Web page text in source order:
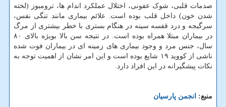
صدمات قلبی، شوک عفونی، اختلال عملکرد اندام ها، ترومبوز (لخته
شدن خون) داخل قلب بوده است. علائم بیماری مانند تنگی نفس،
سرگیجه و درد قفسه سینه در هنگام بستری با خطر بیشتری از مرگ
در بیماران مبتلا همراه بوده است. در نتیجه سن بالا بویژه بالای ۸۰
سال، جنس مرد و وجود بیماری های زمینه ای در بیماران فوت شده
ناشی از کووید ۱۹ شایع بوده است و این امر نشان از اهمیت توجه به
نکات پیشگیرانه در این افراد دارد.
منبع: انجمن پارسیان